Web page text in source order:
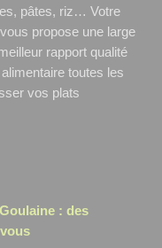
pâtes, riz… Votre
vous propose une large
rapport qualité
toutes les
vos plats
: des